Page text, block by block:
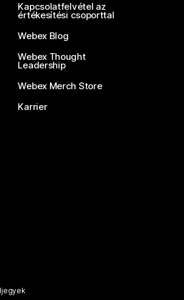
Kapcsolatfelvétel az
értékesítési csoporttal
Webex Blog
Webex Thought
Leadership
Webex Merch Store
Karrier